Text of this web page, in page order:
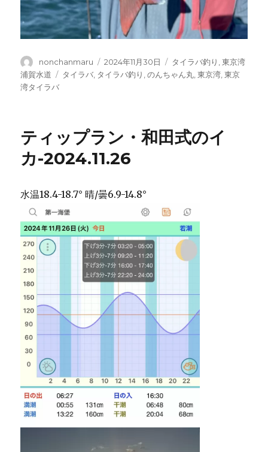
投
稿
者
nonchanmaru
投
稿
2024年11月30日
カ
テ
タイラバ釣り ,東京湾
浦賀水道
タ
タイラバ タイラバ釣り ,のんちゃん丸 ,東京湾 ,東京
湾タイラバ
ティップラン・和田式のイ
カ-2024.11.26
水温18.4-18.7° 晴/曇6.9-14.8°